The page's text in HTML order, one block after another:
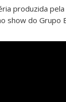
produzida
show do Grupo